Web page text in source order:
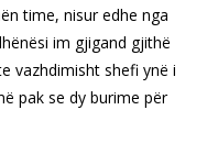
time, nisur edhe nga
im gjigand gjithë
vazhdimisht shefi ynë i
pak se dy burime për